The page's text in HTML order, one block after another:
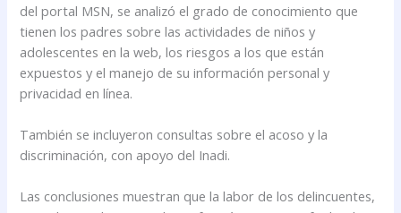
del portal MSN, se analizó el grado de conocimiento que
tienen los padres sobre las actividades de niños y
adolescentes en la web, los riesgos a los que están
expuestos y el manejo de su información personal y
privacidad en línea.
También se incluyeron consultas sobre el acoso y la
discriminación, con apoyo del Inadi.
Las conclusiones muestran que la labor de los delincuentes,